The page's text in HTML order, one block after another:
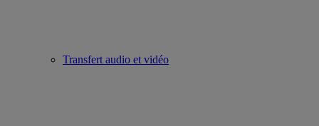
Transfert audio et vidéo